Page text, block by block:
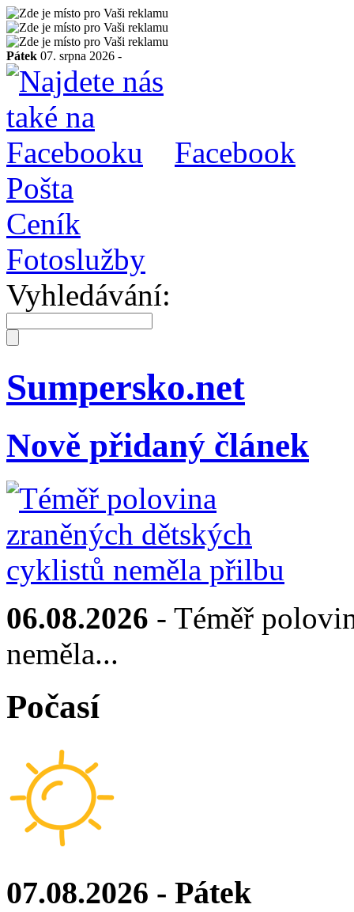
Pátek 07. srpna 2026 -
Facebook
Pošta
Ceník
Fotoslužby
Vyhledávání:
Sumpersko.net
Nově přidaný článek
06.08.2026 - Téměř
neměla...
Počasí
07.08.2026 - Pátek